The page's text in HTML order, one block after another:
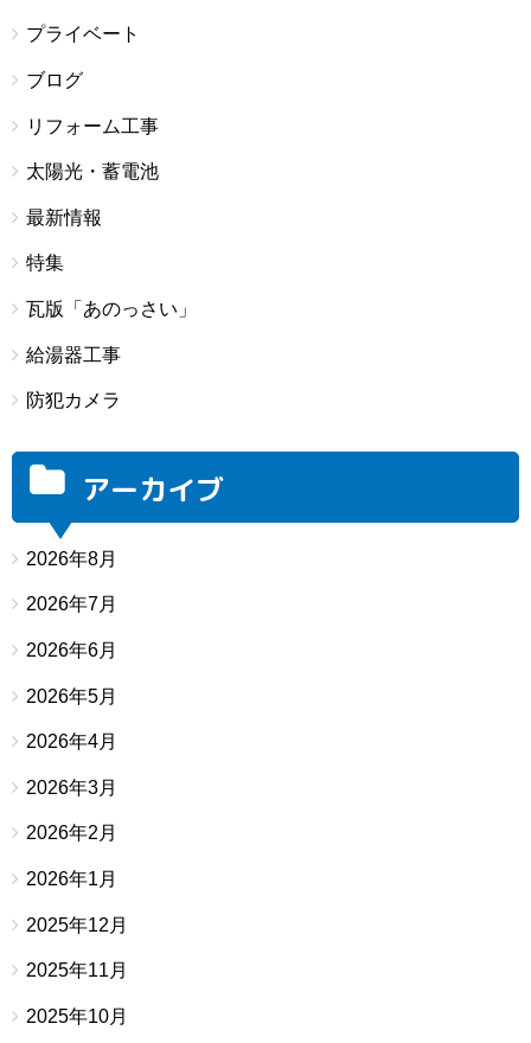
プライベート
ブログ
リフォーム工事
太陽光・蓄電池
最新情報
特集
瓦版「あのっさい」
給湯器工事
防犯カメラ
アーカイブ
2026年8月
2026年7月
2026年6月
2026年5月
2026年4月
2026年3月
2026年2月
2026年1月
2025年12月
2025年11月
2025年10月